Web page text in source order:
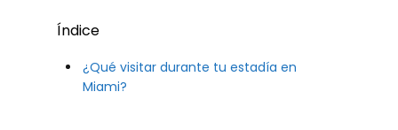
Índice
¿Qué visitar durante tu estadía en
Miami?